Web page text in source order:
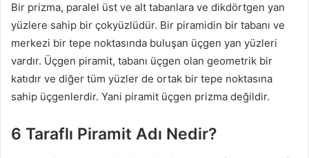
Bir prizma, paralel üst ve alt tabanlara ve dikdörtgen yan
yüzlere sahip bir çokyüzlüdür. Bir piramidin bir tabanı ve
merkezi bir tepe noktasında buluşan üçgen yan yüzleri
vardır. Üçgen piramit, tabanı üçgen olan geometrik bir
katıdır ve diğer tüm yüzler de ortak bir tepe noktasına
sahip üçgenlerdir. Yani piramit üçgen prizma değildir.
6 Taraflı Piramit Adı Nedir?